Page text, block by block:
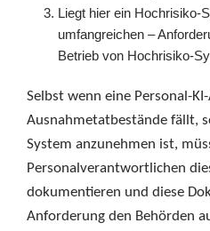
Liegt hier ein Hochrisiko-
umfangreichen –
Betrieb von Hochrisiko-
Selbst wenn eine Personal-
Ausnahmetatbestände fällt,
System anzunehmen ist,
Personalverantwortlichen
dokumentieren und diese
Anforderung den Behörden